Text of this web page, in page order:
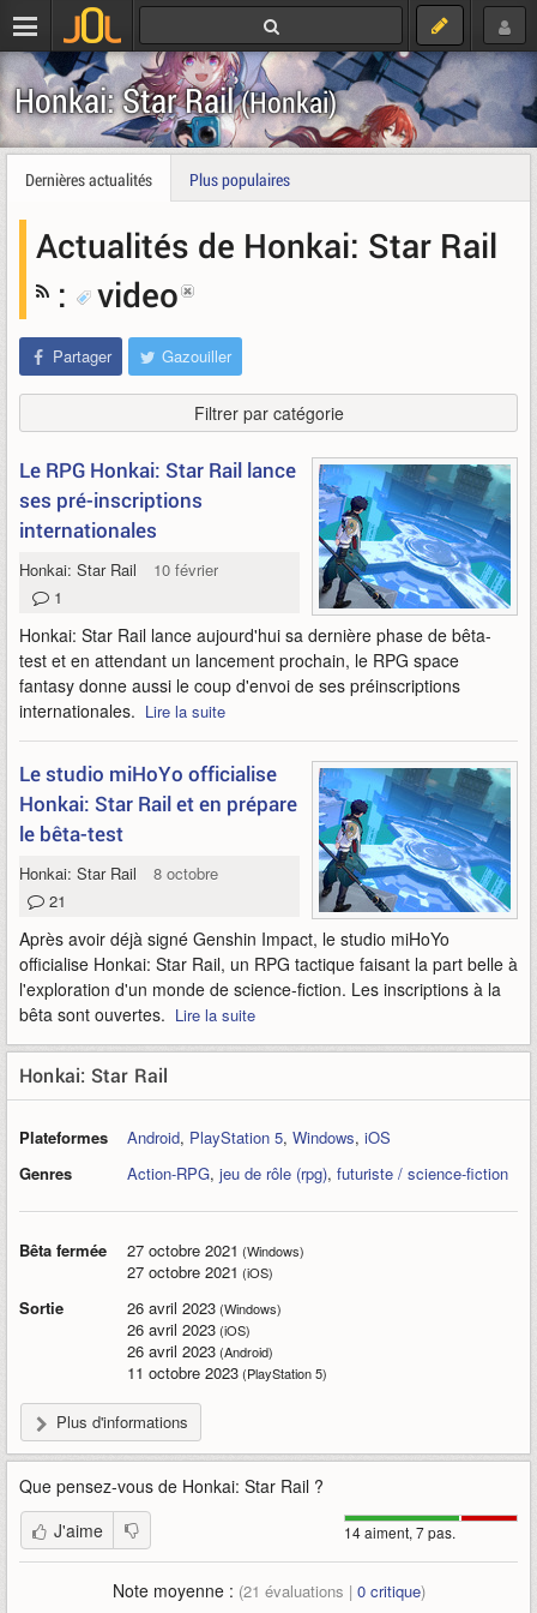
Honkai: Star Rail(Honkai)
Dernières actualités Plus populaires
Actualités de Honkai: Star Rail
:
video
Partager Gazouiller
Filtrer par catégorie
Le RPG Honkai: Star Rail lance
ses pré-inscriptions
internationales
Honkai: Star Rail
10 février 2023
1
Honkai: Star Rail lance aujourd'hui sa dernière phase de bêta-
test et en attendant un lancement prochain, le RPG space
fantasy donne aussi le coup d'envoi de ses préinscriptions
internationales. Lire la suite
Le studio miHoYo officialise
Honkai: Star Rail et en prépare
le bêta-test
Honkai: Star Rail
8 octobre 2021
21
Après avoir déjà signé Genshin Impact, le studio miHoYo
officialise Honkai: Star Rail, un RPG tactique faisant la part belle à
l'exploration d'un monde de science-fiction. Les inscriptions à la
bêta sont ouvertes. Lire la suite
Honkai: Star Rail
Plateformes Android, PlayStation 5, Windows, iOS
Genres
Action-RPG, jeu de rôle (rpg), futuriste / science-fiction
Bêta fermée 27 octobre 2021 (Windows)
27 octobre 2021 (iOS)
Sortie 26 avril 2023(Windows)
26 avril 2023(iOS)
26 avril 2023(Android)
11 octobre 2023(PlayStation 5)
Plus d'informations
Que pensez-vous de Honkai: Star Rail ?
14 aiment, 7 pas.
J'aime
Note moyenne : (21 évaluations | 0critique)